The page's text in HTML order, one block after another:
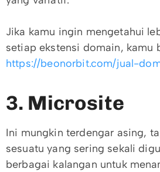
Jika kamu ingin mengetahui
setiap ekstensi domain, kamu
https://beonorbit.com/jual-
3. Microsite
Ini mungkin terdengar asing,
sesuatu yang sering sekali
berbagai kalangan untuk